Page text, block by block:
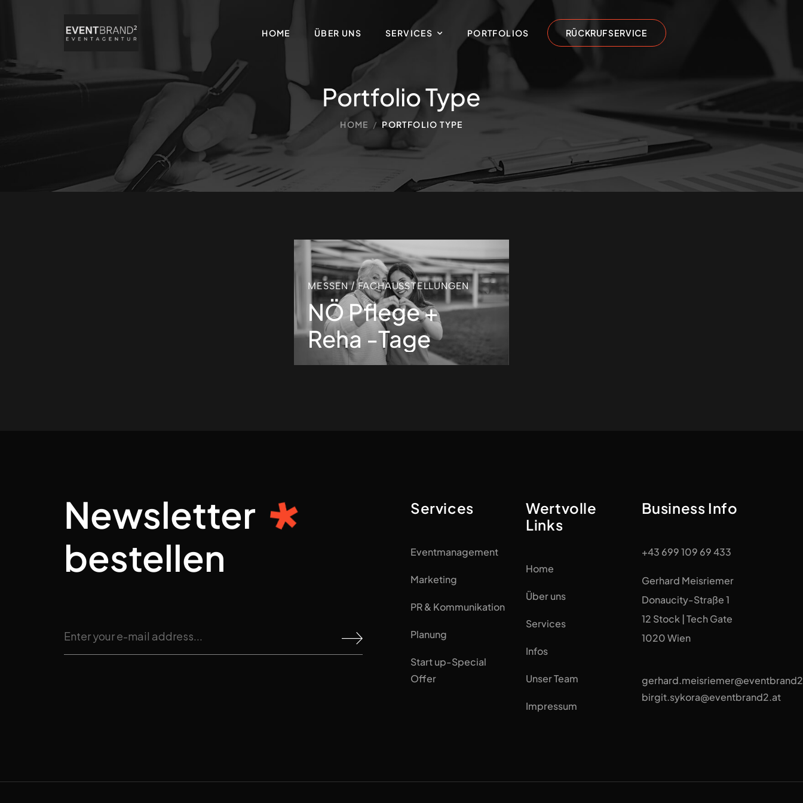
HOME ÜBER UNS SERVICES PORTFOLIOS RÜCKRUFSERVICE
Portfolio Type
HOME / PORTFOLIO TYPE
MESSEN / FACHAUSSTELLUNGEN
NÖ Pflege +
Reha -Tage
Newsletter
bestellen
Services
Eventmanagement
Marketing
PR & Kommunikation
Planung
Start up-Special
Offer
Wertvolle
Links
Home
Über uns
Services
Infos
Unser Team
Impressum
Business Info
+43 699 109 69 433
Gerhard Meisriemer
Donaucity-Straße 1
12 Stock | Tech Gate
1020 Wien
birgit.sykora@eventbrand2.at